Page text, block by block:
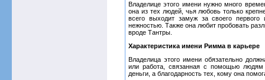
Владелице этого имени нужно много
она из тех людей, чья любовь только
всего выходит замуж за своего
нежностью. Также она любит пробовать
вроде Тантры.
Характеристика имени Римма в карьере
Владелица этого имени обязательно
или работа, связанная с помощью людям
деньги, а благодарность тех, кому она